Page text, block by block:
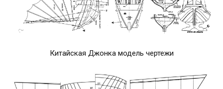
Китайская Джонка модель чертежи